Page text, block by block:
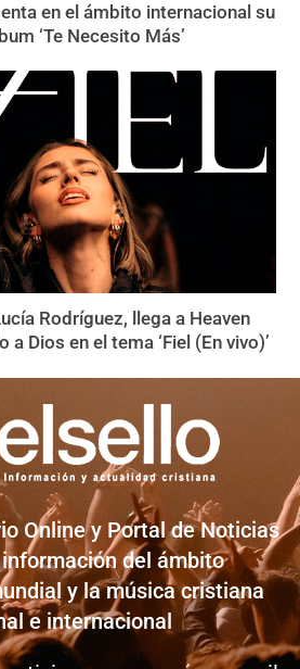
en el ámbito internacional su
‘Te Necesito Más’
Rodríguez, llega a Heaven
Dios en el tema ‘Fiel (En vivo)’
Online y Portal de Noticias
del ámbito
y la música cristiana
e internacional